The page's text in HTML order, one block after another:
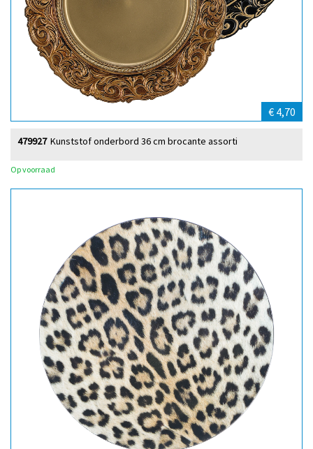
€ 4,70
Kunststof onderbord 36 cm brocante assorti
479927
Op voorraad